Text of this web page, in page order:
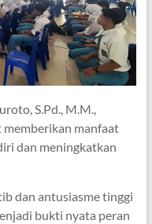
S.Pd., M.M.,
manfaat
dan meningkatkan
dan antusiasme tinggi
bukti nyata peran